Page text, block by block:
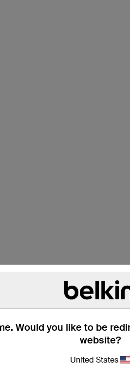
Would you like to be
website?
United States